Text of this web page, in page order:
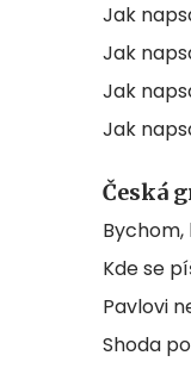
Jak
Jak
Jak
Jak
Česká
Bychom,
Kde se
Pavlovi
Shoda